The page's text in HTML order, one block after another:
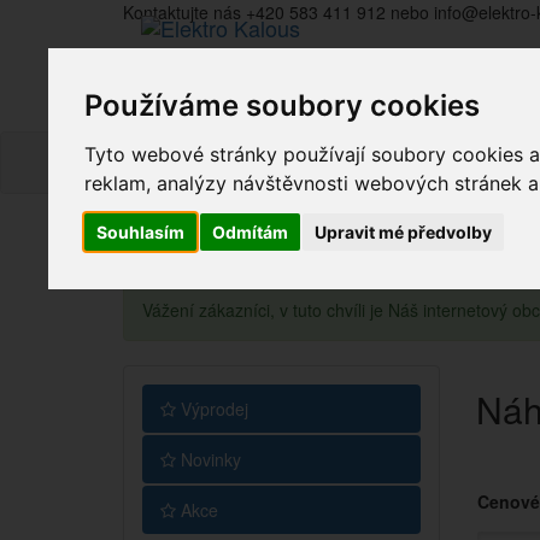
Používáme soubory cookies
Tyto webové stránky používají soubory cookies
reklam, analýzy návštěvnosti webových stránek
Souhlasím Odmítám Upravit mé předvolby
Kontaktujte nás +420 583 411 912 nebo
Vážení zákazníci, v tuto chvíli je Náš internetový
Výprodej
Novinky
Akce